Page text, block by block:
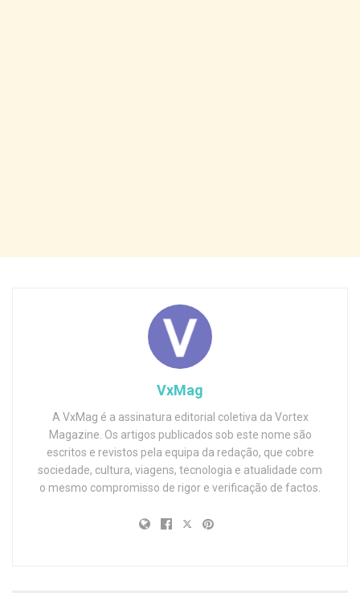
VxMag
A VxMag é a assinatura editorial coletiva da Vortex
Magazine. Os artigos publicados sob este nome são
escritos e revistos pela equipa da redação, que cobre
sociedade, cultura, viagens, tecnologia e atualidade com
o mesmo compromisso de rigor e verificação de factos.